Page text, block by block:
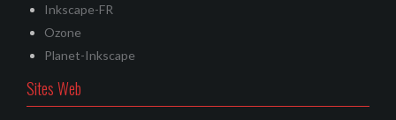
Inkscape-FR
Ozone
Planet-Inkscape
Sites Web